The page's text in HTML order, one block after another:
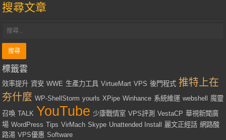
搜尋文章
標籤雲
效率提升 資安 WWE 生產力工具 VirtueMart VPS 後門程式 推特上在
夯什麼 WP-ShellStorm yourls XPipe Winhance 系統維運 webshell
魔靈
召喚 TALK YouTube 少康戰情室 VPS評測 VestaCP 華視新聞廣
場 WordPress Tips VirMach Skype Unattended Install 麗文正經話 網路酸
路湯 VPS優惠 Software